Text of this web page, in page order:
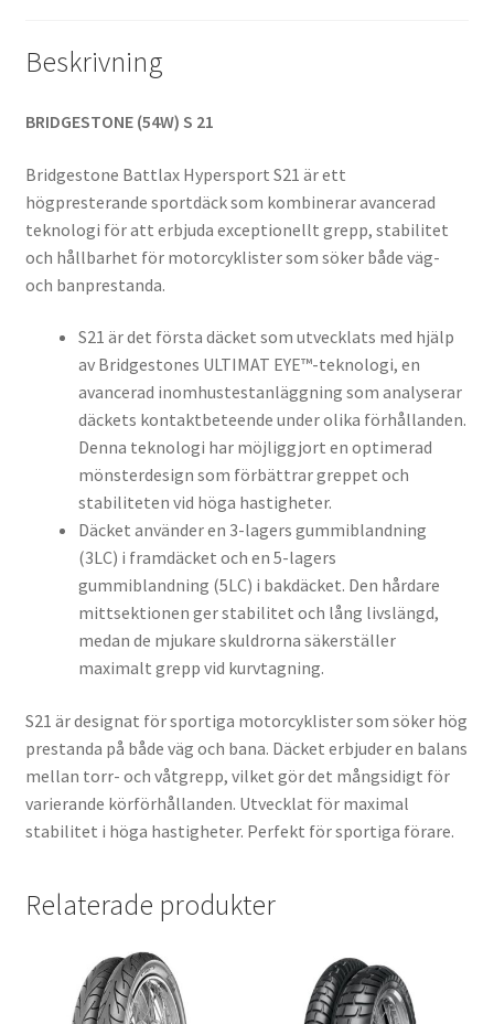
Beskrivning
BRIDGESTONE (54W) S 21
Bridgestone Battlax Hypersport S21 är ett
högpresterande sportdäck som kombinerar avancerad
teknologi för att erbjuda exceptionellt grepp, stabilitet
och hållbarhet för motorcyklister som söker både väg-
och banprestanda.
S21 är det första däcket som utvecklats med hjälp
av Bridgestones ULTIMAT EYE™-teknologi, en
avancerad inomhustestanläggning som analyserar
däckets kontaktbeteende under olika förhållanden.
Denna teknologi har möjliggjort en optimerad
mönsterdesign som förbättrar greppet och
stabiliteten vid höga hastigheter.
Däcket använder en 3-lagers gummiblandning
(3LC) i framdäcket och en 5-lagers
gummiblandning (5LC) i bakdäcket. Den hårdare
mittsektionen ger stabilitet och lång livslängd,
medan de mjukare skuldrorna säkerställer
maximalt grepp vid kurvtagning.
S21 är designat för sportiga motorcyklister som söker hög
prestanda på både väg och bana. Däcket erbjuder en balans
mellan torr- och våtgrepp, vilket gör det mångsidigt för
varierande körförhållanden. Utvecklat för maximal
stabilitet i höga hastigheter. Perfekt för sportiga förare.
Relaterade produkter